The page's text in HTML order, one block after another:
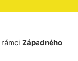
Západného